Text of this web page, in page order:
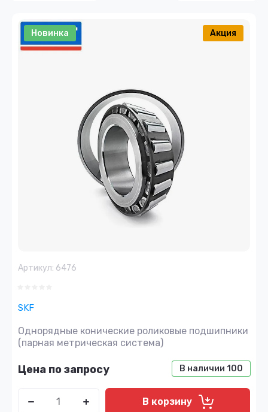
Новинка Акция
Артикул: 6476
SKF
Однорядные конические роликовые подшипники
(парная метрическая система)
В наличии 100
Цена по запросу
В корзину